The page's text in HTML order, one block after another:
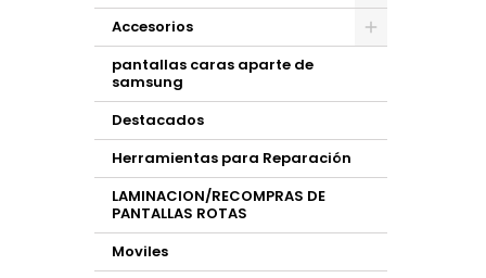
Accesorios
pantallas caras aparte de
samsung
Destacados
Herramientas para Reparación
LAMINACION/RECOMPRAS DE
PANTALLAS ROTAS
Moviles